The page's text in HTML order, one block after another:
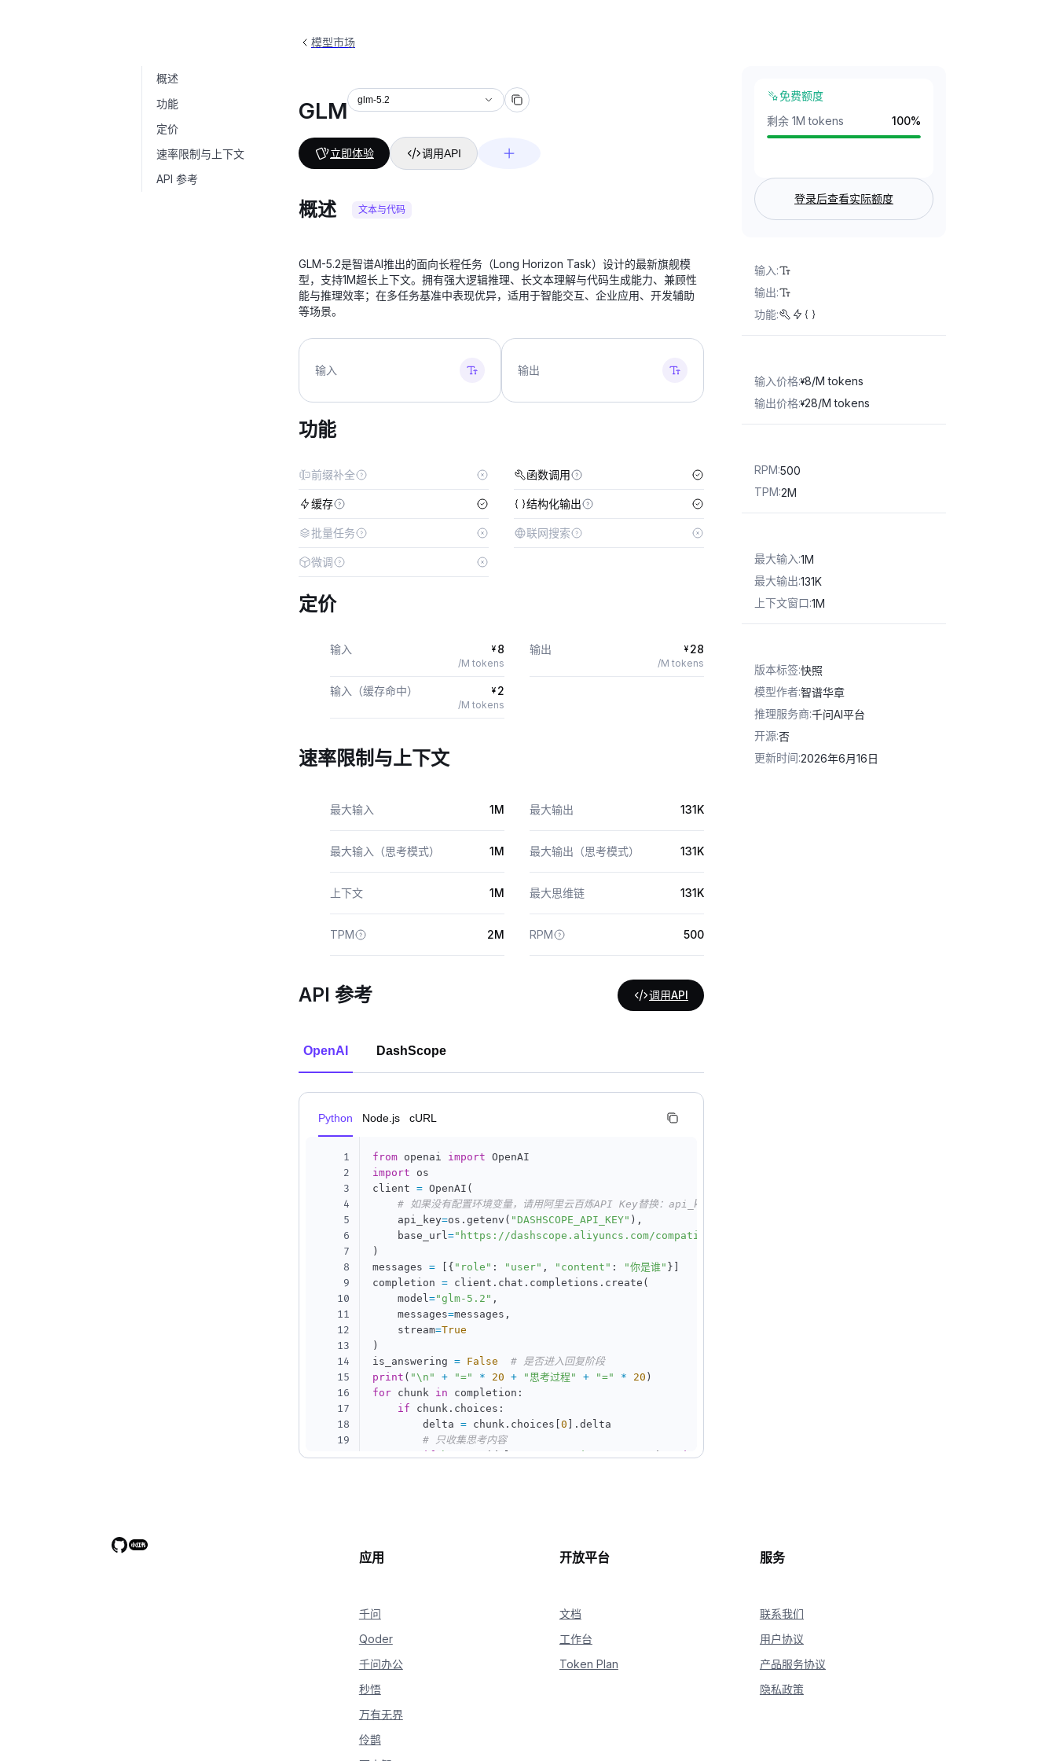
概述
功能
定价
速率限制与上下文
API 参考
模型市场
GLM glm-5.2
立即体验 调用API
概述 文本与代码
GLM-5.2是智谱AI推出的面向长程任务（Long Horizon Task）设计的最新旗舰模
型，支持1M超长上下文。拥有强大逻辑推理、长文本理解与代码生成能力、兼顾性
能与推理效率；在多任务基准中表现优异，适用于智能交互、企业应用、开发辅助
等场景。
输入 输出
功能
前缀补全 函数调用
缓存 结构化输出
批量任务 联网搜索
微调
定价
输入 ¥ 8
/M tokens
输出 ¥ 28
/M tokens
输入（缓存命中） ¥ 2
/M tokens
速率限制与上下文
最大输入 1M 最大输出 131K
最大输入（思考模式） 1M 最大输出（思考模式） 131K
上下文 1M 最大思维链 131K
TPM 2M RPM 500
API 参考 调用API
OpenAI DashScope
Python Node.js cURL
1
2
3
4
5
6
7
8
9
10
11
12
13
14
15
16
17
18
19
20
from openai import
import os
client = OpenAI (
# 如果没有配置环境变量，请用阿里云百炼API Key替换：api_key="sk-xxx"
    api_key
=os . getenv ( "DASHSCOPE_API_KEY" ) ,
    base_url
="https://dashscope.aliyuncs.com/compatible-mode/v1"
)
messages = { "role" : "user" , "content" : "你是谁" }
completion = client . chat . completions . create (
    model
="glm-5.2" ,
    messages
=messages ,
    stream
=True
)
is_answering = False
# 是否进入回复阶段
print ( "\n" + "=" * 20 + "思考过程" + "=" * 20 )
for chunk in completion :
if chunk . choices :
        delta
= chunk . choices 0 . delta
# 只收集思考内容
if hasattr(delta, "reasoning_content") and delta
"=" * 20
                is_answering
= True
免费额度
剩余 1M tokens
100%
登录后查看实际额度
输入:
输出:
功能:
输入价格:¥8/M tokens
输出价格:¥28/M tokens
RPM:500
TPM:2M
最大输入:1M
最大输出:131K
上下文窗口:1M
版本标签:快照
模型作者:智谱华章
推理服务商:千问AI平台
开源:否
更新时间:2026年6月16日
应用
千问
Qoder
千问办公
秒悟
万有无界
伶鹊
开放平台
文档
工作台
Token Plan
服务
联系我们
用户协议
产品服务协议
隐私政策